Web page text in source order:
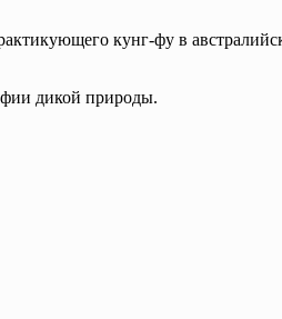
кунг-фу в
дикой природы.